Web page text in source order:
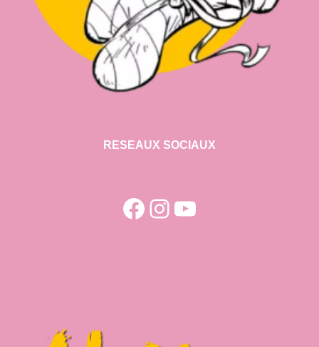
RESEAUX SOCIAUX
Facebook
Instagram
YouTube